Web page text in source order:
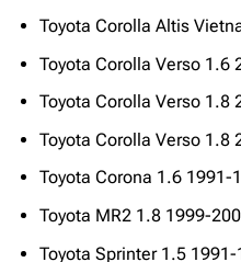
Toyota Corolla Altis
Toyota Corolla Verso 1.6
Toyota Corolla Verso 1.8
Toyota Corolla Verso 1.8
Toyota Corona 1.6 1991-
Toyota MR2 1.8 1999-
Toyota Sprinter 1.5